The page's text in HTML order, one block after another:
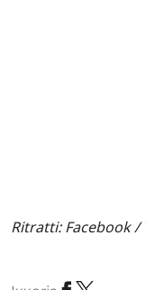
Ritratti: Facebook /